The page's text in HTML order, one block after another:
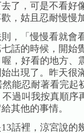
了，可是不看好
，姑且忍耐慢慢
，「慢慢看就會
話的時候，開始
，好看的地方、
出現了。昨天很
能忍耐著看完起
過叫我按真順序
其他的事情。
話裡，涼宮說的